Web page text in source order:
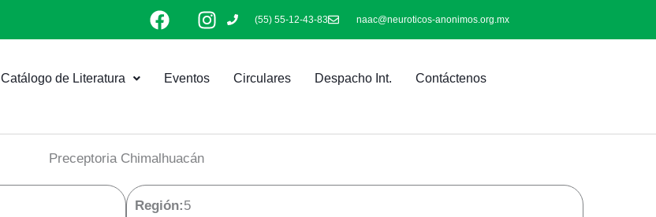
F
a
e
b
I
n
a
(55) 55-12-43-83 naac@neuroticos-anonimos.org.mx
Catálogo de Literatura Eventos Circulares Despacho Int. Contáctenos
Preceptoria Chimalhuacán
Región:5